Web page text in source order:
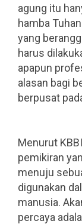
agung itu
hamba
yang
harus
apapun
alasan bagi
berpusat
Menurut
pemikiran
menuju
digunakan
manusia.
percaya